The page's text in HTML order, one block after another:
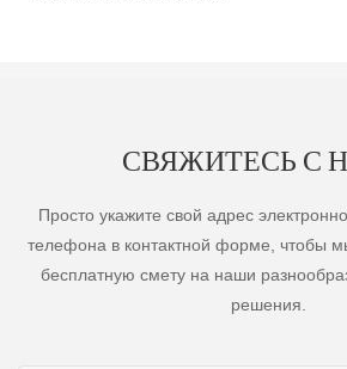
СВЯЖИТЕСЬ С
Просто укажите свой адрес
телефона в контактной форме, чтобы
бесплатную смету на наши
решения.